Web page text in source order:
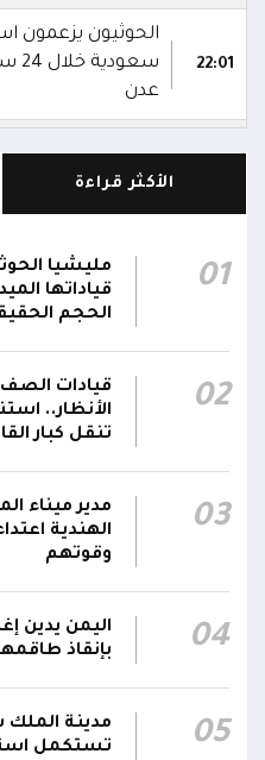
22:01
الحوثيون يزعمون
عدن
الانتهاء وإمدادات
رئيس مجلس
محمد كزمان وكيلاً
سعد السقطري
رئيس مجلس
عبدالعزيز سعيد
الجوي.. ويُعين
قرارات رئاسية
ناصر الجند
الرئاسي وترقيتهما
الأكثر قراءة
01
مليشيا
قياداتها
الحجم
02
قيادات الصف
الأنظار..
تنقل كبار
03
مدير ميناء
الهندية
وقوتهم
04
اليمن يدين
بإنقاذ
05
مدينة الملك
تستكمل